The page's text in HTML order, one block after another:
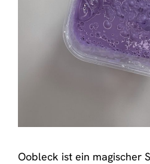
Oobleck ist ein magischer